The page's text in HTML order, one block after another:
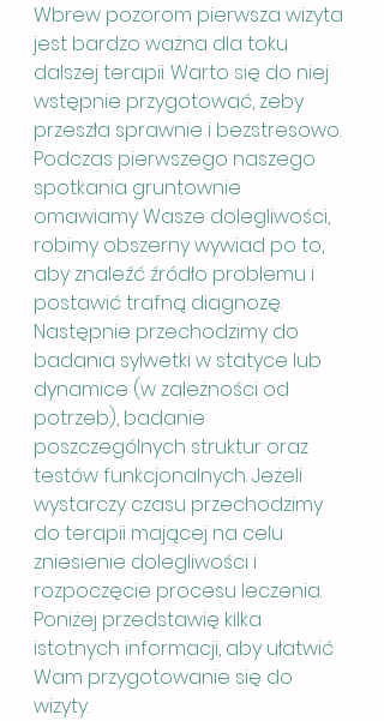
Wbrew pozorom pierwsza wizyta
jest bardzo ważna dla toku
dalszej terapii. Warto się do niej
wstępnie przygotować, żeby
przeszła sprawnie i bezstresowo.
Podczas pierwszego naszego
spotkania gruntownie
omawiamy Wasze dolegliwości,
robimy obszerny wywiad po to,
aby znaleźć źródło problemu i
postawić trafną diagnozę.
Następnie przechodzimy do
badania sylwetki w statyce lub
dynamice (w zależności od
potrzeb), badanie
poszczególnych struktur oraz
testów funkcjonalnych. Jeżeli
wystarczy czasu przechodzimy
do terapii mającej na celu
zniesienie dolegliwości i
rozpoczęcie procesu leczenia.
Poniżej przedstawię kilka
istotnych informacji, aby ułatwić
Wam przygotowanie się do
wizyty.